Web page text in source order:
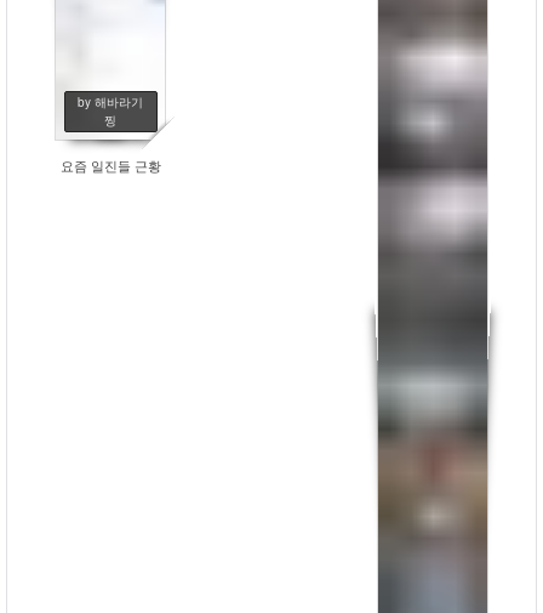
by 해바라기
찡
요즘 일진들 근황